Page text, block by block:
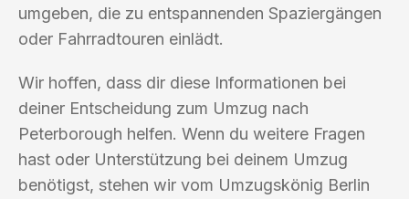
umgeben, die zu entspannenden Spaziergängen
oder Fahrradtouren einlädt.
Wir hoffen, dass dir diese Informationen bei
deiner Entscheidung zum Umzug nach
Peterborough helfen. Wenn du weitere Fragen
hast oder Unterstützung bei deinem Umzug
benötigst, stehen wir vom Umzugskönig Berlin